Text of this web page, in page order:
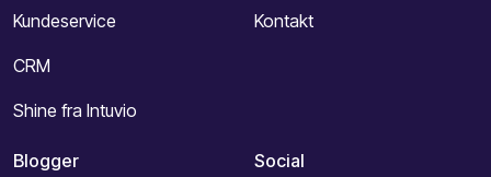
Kundeservice
CRM
Shine fra Intuvio
Kontakt
Blogger
Social